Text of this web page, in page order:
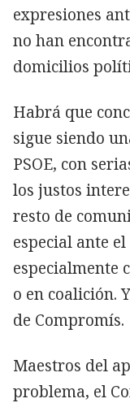
expresiones
no han
domicilios
Habrá que
sigue siendo
PSOE, con
los justos
resto de
especial ante
especialmente
o en coalición.
de Compromís.
Maestros del
problema, el